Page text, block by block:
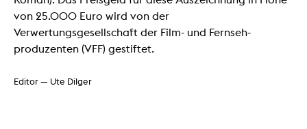
von 25.000 Euro wird von der
Verwertungsgesellschaft der Film- und Fernseh-
produzenten (VFF) gestiftet.
Editor — Ute Dilger